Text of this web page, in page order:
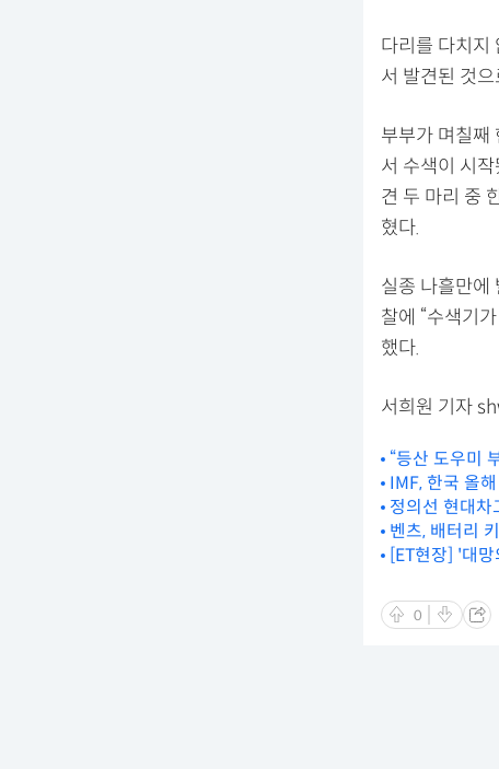
다리를 다치지
서 발견된 것
부부가 며칠째
서 수색이 시
견 두 마리 중
혔다.
실종 나흘만에
찰에 “수색기
했다.
서희원 기자
“등산 도우미
IMF, 한국 올
정의선 현대
벤츠, 배터리
[ET현장] '대
0